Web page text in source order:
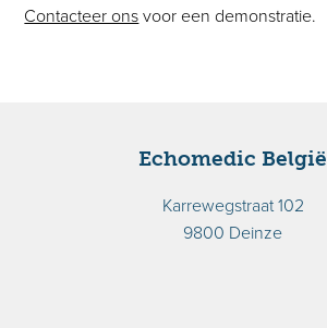
Contacteer ons voor een demonstratie.
Echomedic België
Karrewegstraat 102
9800 Deinze